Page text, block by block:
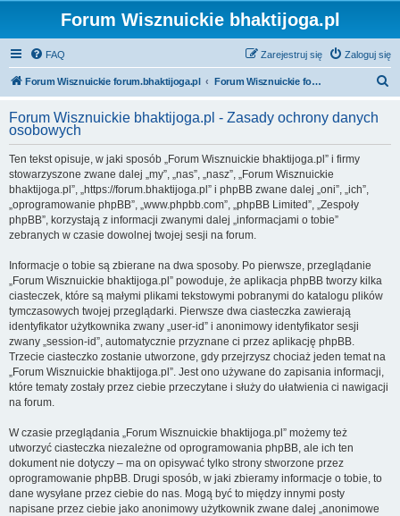
Forum Wisznuickie bhaktijoga.pl
FAQ Zaloguj się
Zarejestruj się
Forum Wisznuickie forum.bhaktijoga.pl Forum Wisznuickie forum.bhaktijoga.pl
k
Forum Wisznuickie bhaktijoga.pl - Zasady ochrony danych
osobowych
Ten tekst opisuje, w jaki sposób „Forum Wisznuickie bhaktijoga.pl” i firmy
stowarzyszone zwane dalej „my”, „nas”, „nasz”, „Forum Wisznuickie
bhaktijoga.pl”, „https://forum.bhaktijoga.pl” i phpBB zwane dalej „oni”, „ich”,
„oprogramowanie phpBB”, „www.phpbb.com”, „phpBB Limited”, „Zespoły
phpBB”, korzystają z informacji zwanymi dalej „informacjami o tobie”
zebranych w czasie dowolnej twojej sesji na forum.
Informacje o tobie są zbierane na dwa sposoby. Po pierwsze, przeglądanie
„Forum Wisznuickie bhaktijoga.pl” powoduje, że aplikacja phpBB tworzy kilka
ciasteczek, które są małymi plikami tekstowymi pobranymi do katalogu plików
tymczasowych twojej przeglądarki. Pierwsze dwa ciasteczka zawierają
identyfikator użytkownika zwany „user-id” i anonimowy identyfikator sesji
zwany „session-id”, automatycznie przyznane ci przez aplikację phpBB.
Trzecie ciasteczko zostanie utworzone, gdy przejrzysz chociaż jeden temat na
„Forum Wisznuickie bhaktijoga.pl”. Jest ono używane do zapisania informacji,
które tematy zostały przez ciebie przeczytane i służy do ułatwienia ci nawigacji
na forum.
W czasie przeglądania „Forum Wisznuickie bhaktijoga.pl” możemy też
utworzyć ciasteczka niezależne od oprogramowania phpBB, ale ich ten
dokument nie dotyczy – ma on opisywać tylko strony stworzone przez
oprogramowanie phpBB. Drugi sposób, w jaki zbieramy informacje o tobie, to
dane wysyłane przez ciebie do nas. Mogą być to między innymi posty
napisane przez ciebie jako anonimowy użytkownik zwane dalej „anonimowe